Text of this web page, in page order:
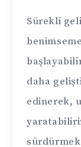
Sürekli
daha
edinerek,